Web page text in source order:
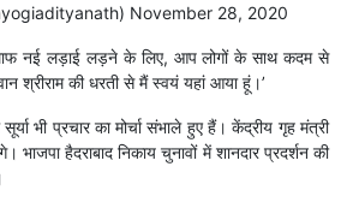
November 28, 2020
नई लड़ाई लड़ने के लिए, आप लोगों के साथ कदम से
श्रीराम की धरती से मैं स्वयं यहां आया हूं।’
भी प्रचार का मोर्चा संभाले हुए हैं। केंद्रीय गृह मंत्री
भाजपा हैदराबाद निकाय चुनावों में शानदार प्रदर्शन की